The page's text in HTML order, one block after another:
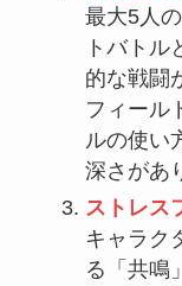
最大5人
トバトル
的な戦闘
フィール
ルの使い
深さがあ
ストレス
キャラク
る「共鳴